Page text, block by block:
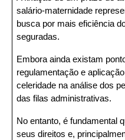
salário-maternidade
busca por mais eficiência
seguradas.
Embora ainda existam
regulamentação e
celeridade na análise dos
das filas administrativas.
No entanto, é fundamental
seus direitos e,